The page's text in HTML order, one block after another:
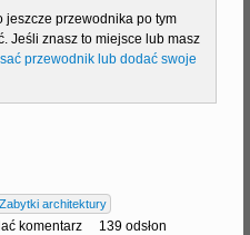
jeszcze przewodnika po tym
Jeśli znasz to miejsce lub masz
przewodnik lub dodać swoje
Zabytki architektury
komentarz 139 odsłon